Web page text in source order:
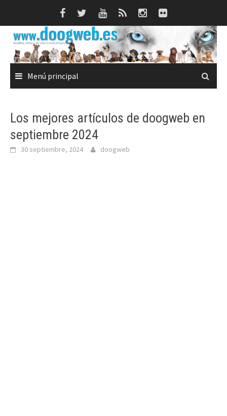
Menú principal
Los mejores artículos de doogweb en
septiembre 2024
30 septiembre, 2024 doogweb